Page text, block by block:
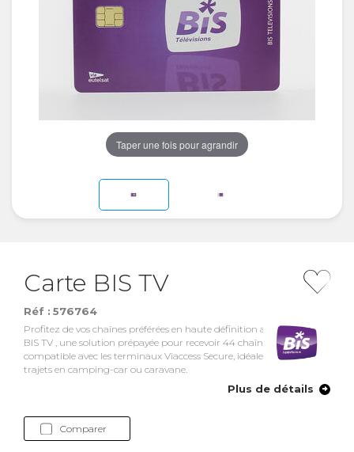
Taper une fois pour agrandir
Carte BIS TV
Réf : 576764
Profitez de vos chaînes préférées en haute définition avec la Carte
BIS TV , une solution prépayée pour recevoir 44 chaînes françaises,
compatible avec les terminaux Viaccess Secure, idéale pour les longs
trajets en camping-car ou caravane.
Plus de détails
Comparer